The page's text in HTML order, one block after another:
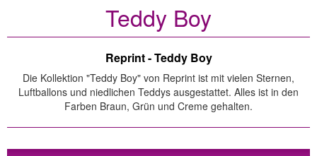
Teddy Boy
Reprint - Teddy Boy
Die Kollektion "Teddy Boy" von Reprint ist mit vielen Sternen,
Luftballons und niedlichen Teddys ausgestattet. Alles ist in den
Farben Braun, Grün und Creme gehalten.